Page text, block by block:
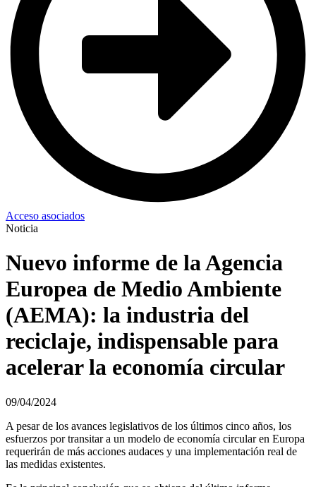
Acceso asociados
Noticia
Nuevo informe de la Agencia
Europea de Medio Ambiente
(AEMA): la industria del
reciclaje, indispensable para
acelerar la economía circular
09/04/2024
A pesar de los avances legislativos de los últimos cinco años, los
esfuerzos por transitar a un modelo de economía circular en Europa
requerirán de más acciones audaces y una implementación real de
las medidas existentes.